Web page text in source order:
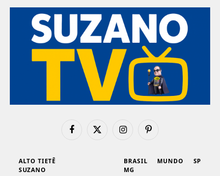
FacebookX
InstagramPinterest
ALTO TIETÊ
SUZANO
BRASIL
MG
MUNDO SP